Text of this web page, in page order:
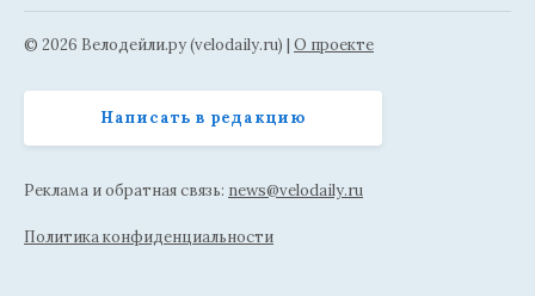
© 2026 Велодейли.ру (velodaily.ru) | О проекте
Написать в редакцию
Реклама и обратная связь: news@velodaily.ru
Политика конфиденциальности